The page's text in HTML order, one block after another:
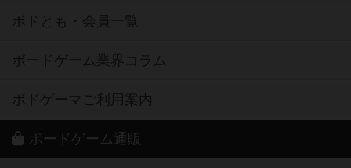
ボドとも・会員一覧
ボードゲーム業界コラム
ボドゲーマご利用案内
ボードゲーム通販